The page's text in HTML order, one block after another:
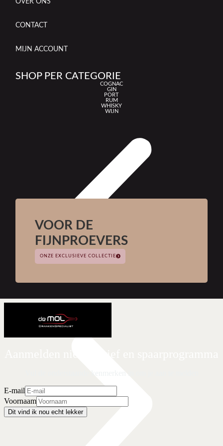
Tempranillo
Tinta Barroca
Tinto Roriz (0
Touriga Franca(0)
Vermentino(0)
viognier(0)
OVER ONS
CONTACT
MIJN ACCOUNT
SHOP PER CATEGORIE
COGNAC
GIN
PORT
RUM
WHISKY
WIJN
VOOR DE
FIJNPROEVERS
ONZE EXCLUSIEVE COLLECTIE